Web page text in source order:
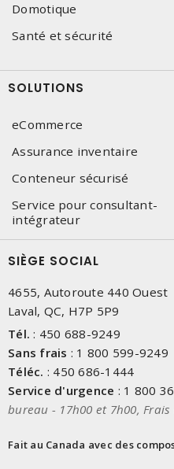
Domotique
Santé et sécurité
SOLUTIONS
eCommerce
Assurance inventaire
Conteneur sécurisé
Service pour consultant-
intégrateur
SIÈGE SOCIAL
4655, Autoroute 440 Ouest
Laval, QC, H7P 5P9
Tél. : 450 688-9249
Sans frais : 1 800 599-9249
Téléc. : 450 686-1444
Service d'urgence : 1 800
bureau - 17h00 et 7h00,
Fait au Canada avec des